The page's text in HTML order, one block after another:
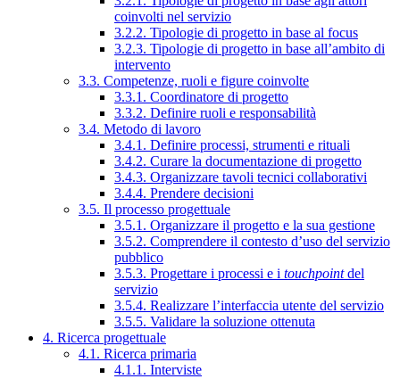
coinvolti nel servizio
3.2.2. Tipologie di progetto in base al focus
3.2.3. Tipologie di progetto in base all’ambito di
intervento
3.3. Competenze, ruoli e figure coinvolte
3.3.1. Coordinatore di progetto
3.3.2. Definire ruoli e responsabilità
3.4. Metodo di lavoro
3.4.1. Definire processi, strumenti e rituali
3.4.2. Curare la documentazione di progetto
3.4.3. Organizzare tavoli tecnici collaborativi
3.4.4. Prendere decisioni
3.5. Il processo progettuale
3.5.1. Organizzare il progetto e la sua gestione
3.5.2. Comprendere il contesto d’uso del servizio
pubblico
3.5.3. Progettare i processi e i touchpointdel
servizio
3.5.4. Realizzare l’interfaccia utente del servizio
3.5.5. Validare la soluzione ottenuta
4. Ricerca progettuale
4.1. Ricerca primaria
4.1.1. Interviste